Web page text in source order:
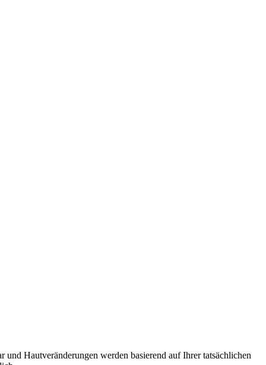
Hautveränderungen werden basierend auf Ihrer tatsächlichen